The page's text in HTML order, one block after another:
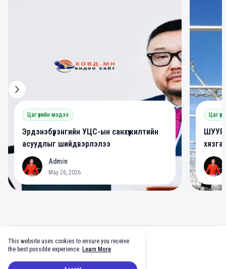
Цаг үеийн мэдээ
Эрдэнэбүрэнгийн УЦС-ын санхүүжилтийн
асуудлыг шийдвэрлэлээ
A Admin
May 26, 2026
Цаг
A
facebook
twittergithubtiktok
This website uses cookies to ensure you receive
the best possible experience. Learn More